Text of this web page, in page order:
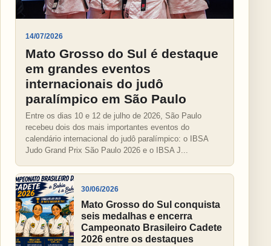
14/07/2026
Mato Grosso do Sul é destaque
em grandes eventos
internacionais do judô
paralímpico em São Paulo
Entre os dias 10 e 12 de julho de 2026, São Paulo
recebeu dois dos mais importantes eventos do
calendário internacional do judô paralímpico: o IBSA
Judo Grand Prix São Paulo 2026 e o IBSA J...
30/06/2026
Mato Grosso do Sul conquista
seis medalhas e encerra
Campeonato Brasileiro Cadete
2026 entre os destaques